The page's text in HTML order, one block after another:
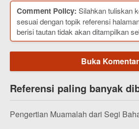
Comment Policy: Silahkan tuliskan
sesuai dengan topik referensi
berisi tautan tidak akan ditampilkan
Buka Komentar
Referensi paling banyak
Pengertian Muamalah dari Segi